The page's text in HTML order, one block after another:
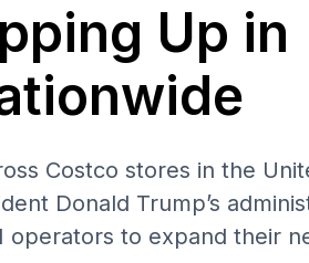
Up in
Costco stores in the
Donald Trump’s
operators to expand their